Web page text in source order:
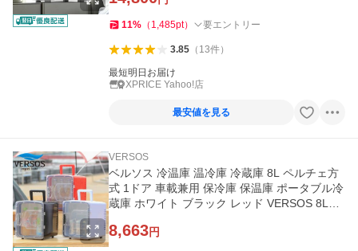
11% （ 1,485pt） 要エントリー
3.85（ 13件）
最短明日お届け
XPRICE Yahoo!店
最安値を見る
VERSOS
ベルソス 冷温庫 温冷庫 冷蔵庫 8L ペルチェ方
式 1ドア 車載兼用 保冷庫 保温庫 ポータブル冷
蔵庫 ホワイト ブラック レッド VERSOS 8L保
8,663円